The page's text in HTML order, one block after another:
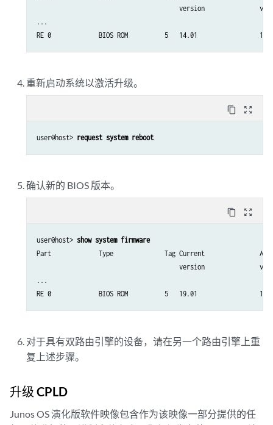
version
...
RE 0             BIOS ROM          5   14.01                 19.01
重新启动系统以激活升级。
content_copy zoom_out_map
user@host> request system reboot
确认新的 BIOS 版本。
content_copy zoom_out_map
user@host> show system firmware
Part             Type              Tag Current
version
...
RE 0             BIOS ROM          5   19.01
对于具有双路由引擎的设备，请在另一个路由引擎上重
复上述步骤。
升级 CPLD
Junos OS 演化版软件映像包含作为该映像一部分提供的任